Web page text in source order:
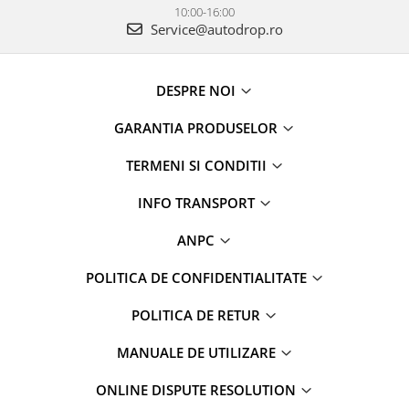
10:00-16:00
Service@autodrop.ro
DESPRE NOI
GARANTIA PRODUSELOR
TERMENI SI CONDITII
INFO TRANSPORT
ANPC
POLITICA DE CONFIDENTIALITATE
POLITICA DE RETUR
MANUALE DE UTILIZARE
ONLINE DISPUTE RESOLUTION